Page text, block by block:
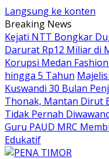
Langsung ke konten
Breaking News
Kejati NTT Bongkar
Darurat Rp12 Miliar di
Korupsi Medan
hingga 5 Tahun
Kuswandi 30 Bulan
Thonak, Mantan Dirut
Tidak Pernah
Guru PAUD MRC
Edukatif